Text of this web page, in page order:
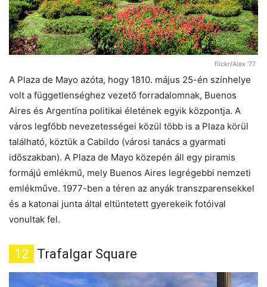
flickr/Alex ’77
A Plaza de Mayo azóta, hogy 1810. május 25-én színhelye
volt a függetlenséghez vezető forradalomnak, Buenos
Aires és Argentína politikai életének egyik központja. A
város legfőbb nevezetességei közül több is a Plaza körül
található, köztük a Cabildo (városi tanács a gyarmati
időszakban). A Plaza de Mayo közepén áll egy piramis
formájú emlékmű, mely Buenos Aires legrégebbi nemzeti
emlékműve. 1977-ben a téren az anyák transzparensekkel
és a katonai junta által eltüntetett gyerekeik fotóival
vonultak fel.
12 Trafalgar Square